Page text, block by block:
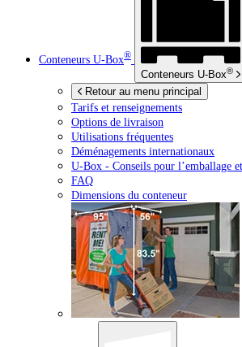
Conteneurs U-Box®
Conteneurs U-Box®
Retour au menu principal
Tarifs et renseignements
Options de livraison
Utilisations fréquentes
Déménagements internationaux
U-Box - Conseils pour l’emballage
FAQ
Dimensions du conteneur